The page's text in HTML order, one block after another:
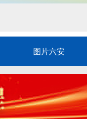
图片六安